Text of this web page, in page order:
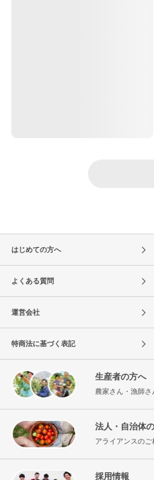
はじめての方へ
よくある質問
運営会社
特商法に基づく表記
生産者の方へ
農家さん・漁師
法人・自治体
アライアンスの
採用情報